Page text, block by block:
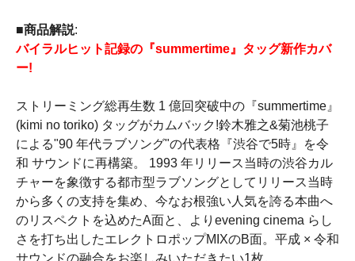
■商品解説:
バイラルヒット記録の『summertime』タッグ新作カバ
ー!
ストリーミング総再生数 1 億回突破中の『summertime』
(kimi no toriko) タッグがカムバック!鈴木雅之&菊池桃子
による"90 年代ラブソング"の代表格『渋谷で5時』を令
和 サウンドに再構築。 1993 年リリース当時の渋谷カル
チャーを象徴する都市型ラブソングとしてリリース当時
から多くの支持を集め、今なお根強い人気を誇る本曲へ
のリスペクトを込めたA面と、よりevening cinema らし
さを打ち出したエレクトロポップMIXのB面。平成 × 令和